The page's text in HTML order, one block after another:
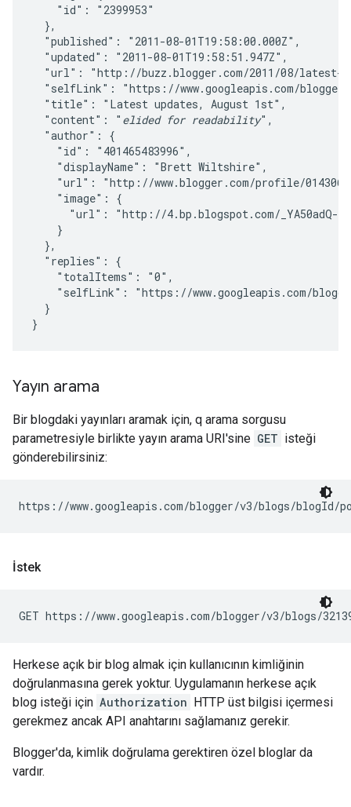
    "id": "2399953"
  },
  "published": "2011-08-01T19:58:00.000Z",
  "updated": "2011-08-01T19:58:51.947Z",
"url": "http://buzz.blogger.com/2011/08/latest-
"selfLink": "https://www.googleapis.com/
  "title": "Latest updates, August 1st",
  "content": "
elided for readability",
  "author": {
    "id": "401465483996",
    "displayName": "Brett Wiltshire",
"url": "http://www.blogger.com/profile/
    "image": {
"url": "http://4.bp.blogspot.com/_YA50adQ-
    }
  },
  "replies": {
    "totalItems": "0",
"selfLink": "https://www.googleapis.com/
  }
Yayın arama
Bir blogdaki yayınları aramak için, q arama sorgusu
parametresiyle birlikte yayın arama URI'sine GET isteği
gönderebilirsiniz:
https://www.googleapis.com/blogger/v3/blogs/blogId/
İstek
GET https://www.googleapis.com/blogger/v3/blogs/
Herkese açık bir blog almak için kullanıcının kimliğinin
doğrulanmasına gerek yoktur. Uygulamanın herkese açık
blog isteği için Authorization HTTP üst bilgisi içermesi
gerekmez ancak API anahtarını sağlamanız gerekir.
Blogger'da, kimlik doğrulama gerektiren özel bloglar da
vardır.